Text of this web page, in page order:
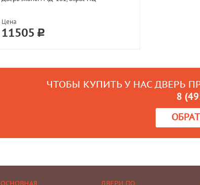
Цена
11505
ЧТОБЫ КУПИТЬ У НАС ДВЕРЬ
8